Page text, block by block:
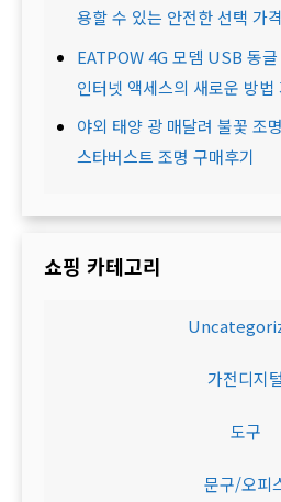
용할 수 있는 안전한 선택 가
EATPOW 4G 모뎀 USB 동
인터넷 액세스의 새로운 방법
야외 태양 광 매달려 불꽃 조
스타버스트 조명 구매후기
쇼핑 카테고리
가전디지털
도구
문구/오피